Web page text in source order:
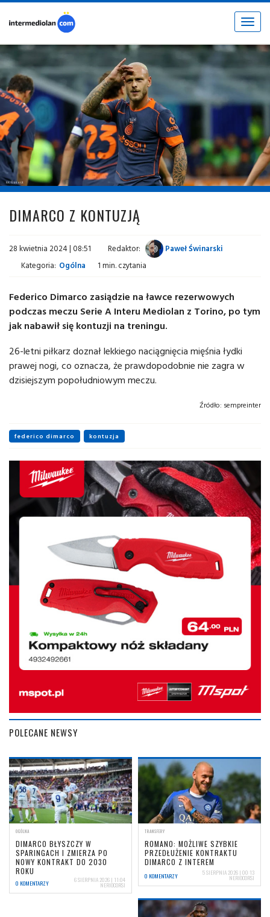
Toggle
fot. © inter.it
DIMARCO Z KONTUZJĄ
28 kwietnia 2024 | 08:51 Redaktor:
Paweł Świnarski
Kategoria: Ogólna 1 min. czytania
Federico Dimarco zasiądzie na ławce rezerwowych
podczas meczu Serie A Interu Mediolan z Torino, po tym
jak nabawił się kontuzji na treningu.
26-letni piłkarz doznał lekkiego naciągnięcia mięśnia łydki
prawej nogi, co oznacza, że prawdopodobnie nie zagra w
dzisiejszym popołudniowym meczu.
Źródło: sempreinter
federico dimarco kontuzja
POLECANE NEWSY
OGÓLNA
DIMARCO BŁYSZCZY W
SPARINGACH I ZMIERZA PO
NOWY KONTRAKT DO 2030
ROKU
0 KOMENTARZY 6 SIERPNIA 2026 | 11:04
NERIOCORSI
TRANSFERY
ROMANO: MOŻLIWE SZYBKIE
PRZEDŁUŻENIE KONTRAKTU
DIMARCO Z INTEREM
0 KOMENTARZY 5 SIERPNIA 2026 | 00:13
NERIOCORSI